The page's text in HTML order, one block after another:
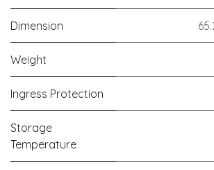
Dimension
Weight
Ingress Protection
Storage
Temperature